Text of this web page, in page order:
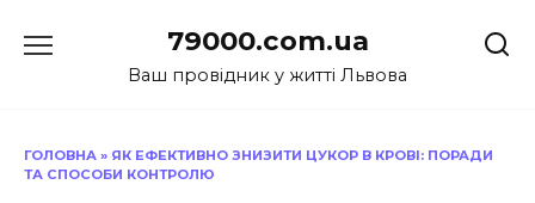
до
79000.com.ua
Ваш провідник у житті Львова
ГОЛОВНА » ЯК ЕФЕКТИВНО ЗНИЗИТИ ЦУКОР В КРОВІ: ПОРАДИ
ТА СПОСОБИ КОНТРОЛЮ